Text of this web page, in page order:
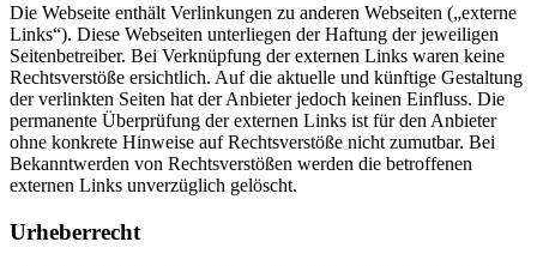
Die Webseite enthält Verlinkungen zu anderen Webseiten („externe
Links“). Diese Webseiten unterliegen der Haftung der jeweiligen
Seitenbetreiber. Bei Verknüpfung der externen Links waren keine
Rechtsverstöße ersichtlich. Auf die aktuelle und künftige Gestaltung
der verlinkten Seiten hat der Anbieter jedoch keinen Einfluss. Die
permanente Überprüfung der externen Links ist für den Anbieter
ohne konkrete Hinweise auf Rechtsverstöße nicht zumutbar. Bei
Bekanntwerden von Rechtsverstößen werden die betroffenen
externen Links unverzüglich gelöscht.
Urheberrecht